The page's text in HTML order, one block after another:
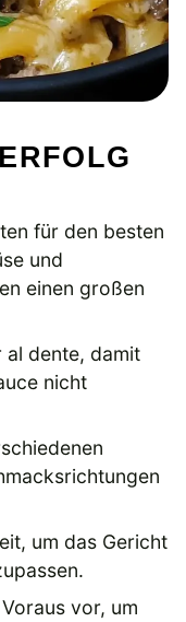
für den besten
und
einen großen
al dente, damit
nicht
um das Gericht
vor, um